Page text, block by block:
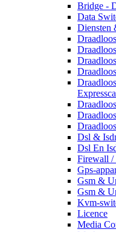
Bridge -
Data
Diensten
Dsl &
Dsl En
Firewall /
Gps-
Gsm &
Gsm &
Kvm-
Licence
Media